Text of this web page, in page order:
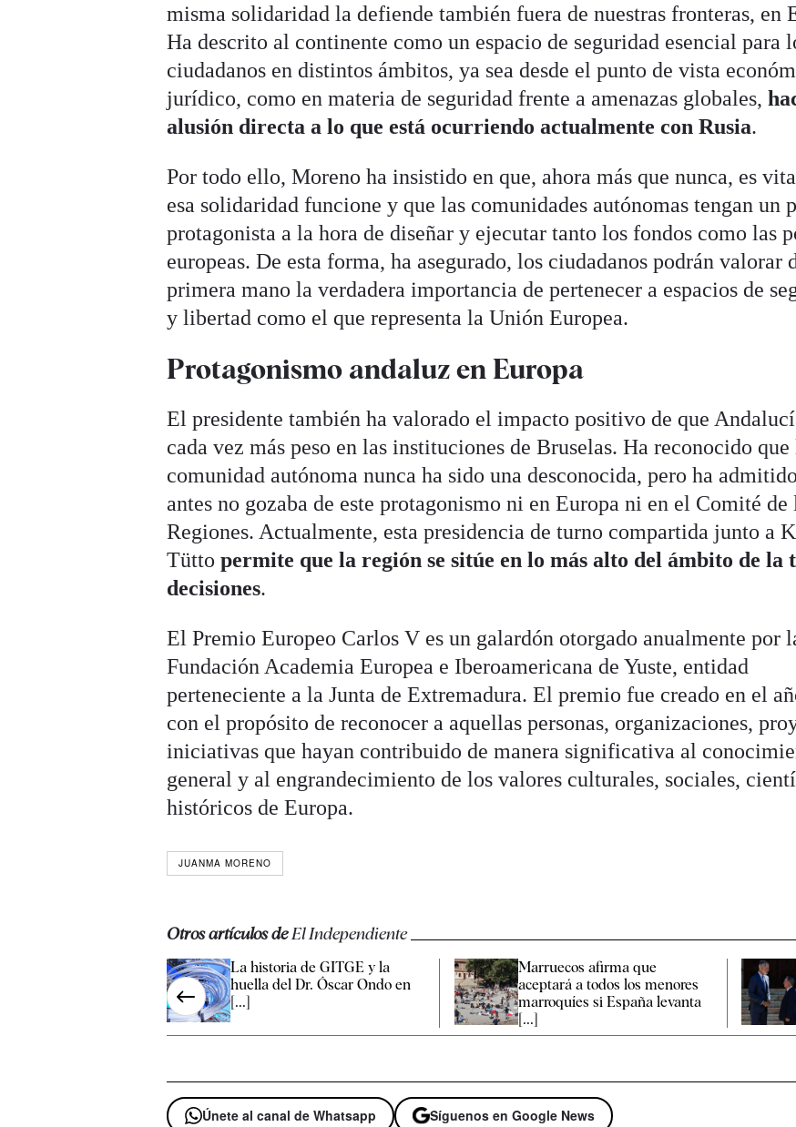
misma solidaridad la defiende también fuera de nuestras fronteras, en
Ha descrito al continente como un espacio de seguridad esencial para
ciudadanos en distintos ámbitos, ya sea desde el punto de vista
jurídico, como en materia de seguridad frente a amenazas globales,
alusión directa a lo que está ocurriendo actualmente con Rusia.
Por todo ello, Moreno ha insistido en que, ahora más que nunca, es
esa solidaridad funcione y que las comunidades autónomas tengan un
protagonista a la hora de diseñar y ejecutar tanto los fondos como las
europeas. De esta forma, ha asegurado, los ciudadanos podrán valorar
primera mano la verdadera importancia de pertenecer a espacios de
y libertad como el que representa la Unión Europea.
Protagonismo andaluz en Europa
El presidente también ha valorado el impacto positivo de que
cada vez más peso en las instituciones de Bruselas. Ha reconocido que
comunidad autónoma nunca ha sido una desconocida, pero ha
antes no gozaba de este protagonismo ni en Europa ni en el Comité de
Regiones. Actualmente, esta presidencia de turno compartida junto a
Tütto permite que la región se sitúe en lo más alto del ámbito de la
decisiones.
El Premio Europeo Carlos V es un galardón otorgado anualmente por
Fundación Academia Europea e Iberoamericana de Yuste, entidad
perteneciente a la Junta de Extremadura. El premio fue creado en el
con el propósito de reconocer a aquellas personas, organizaciones,
iniciativas que hayan contribuido de manera significativa al
general y al engrandecimiento de los valores culturales, sociales,
históricos de Europa.
JUANMA MORENO
Otros artículos deEl Independiente
La historia de GITGE y la
huella del Dr. Óscar Ondo en
[...]
Marruecos afirma que
aceptará a todos los menores
marroquíes si España levanta
[...]
Únete al canal de Whatsapp Síguenos en Google News